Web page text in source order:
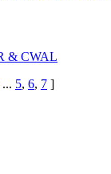
& CWAL
... 5, 6, 7 ]